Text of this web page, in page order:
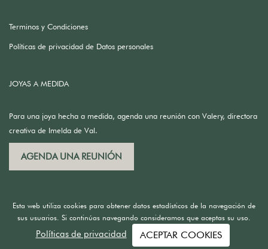
Terminos y Condiciones
Políticas de privacidad de Datos personales
JOYAS A MEDIDA
Para una joya hecha a medida, agenda una reunión con Valery, directora
creativa de Imelda de Val.
AGENDA UNA REUNIÓN
Esta web utiliza cookies para obtener datos estadísticos de la navegación de
sus usuarios. Si continúas navegando consideramos que aceptas su uso.
Políticas de privacidad ACEPTAR COOKIES